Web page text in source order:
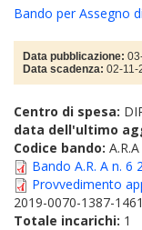
Bando per Assegno
Data pubblicazione:
Data scadenza: 02-11-
Centro di spesa:
data dell'ultimo
Codice bando:
Bando A.R. A n. 6
Provvedimento
2019-0070-1387-
Totale incarichi: 1